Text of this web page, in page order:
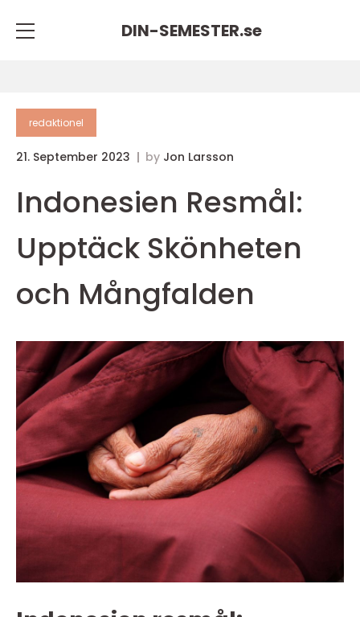
DIN-SEMESTER.se
redaktionel
21. September 2023 by Jon Larsson
Indonesien Resmål:
Upptäck Skönheten
och Mångfalden